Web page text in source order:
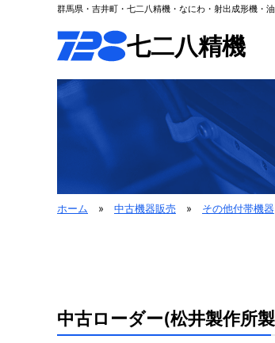
群馬県・吉井町・七二八精機・なにわ・射出成形機・
七二八精機
ホーム » 中古機器販売 » その他付帯機器
中古ローダー(松井製作所